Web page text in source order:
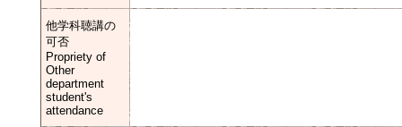
他学科聴講の
可否
Propriety of
Other
department
student's
attendance